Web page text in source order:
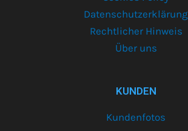
Datenschutzerklärung
Rechtlicher Hinweis
Über uns
KUNDEN
Kundenfotos